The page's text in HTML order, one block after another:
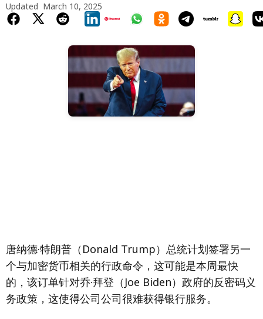
Updated March 10, 2025
唐纳德·特朗普（Donald Trump）总统计划签署另一
个与加密货币相关的行政命令，这可能是本周最快
的，该订单针对乔·拜登（Joe Biden）政府的反密码义
务政策，这使得公司公司很难获得银行服务。